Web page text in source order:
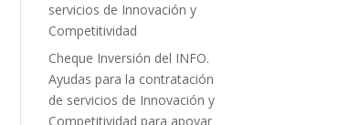
servicios de Innovación y
Competitividad
Cheque Inversión del INFO.
Ayudas para la contratación
de servicios de Innovación y
Competitividad para apoyar